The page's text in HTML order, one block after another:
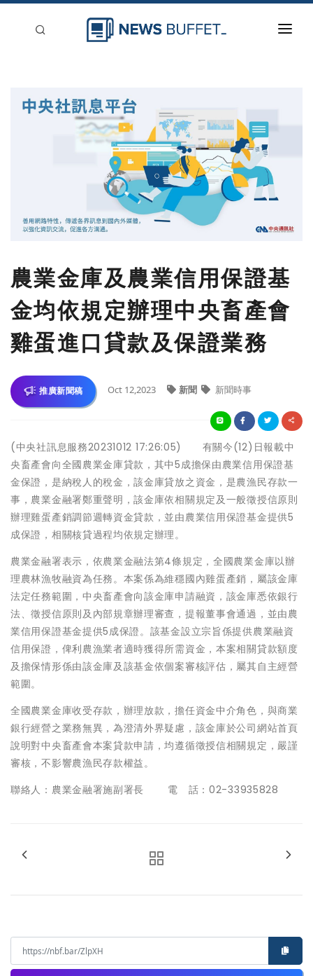
農業金庫及農業信用保證基
金均依規定辦理中央畜產會
雞蛋進口貸款及保證業務
推廣新聞稿 Oct 12,2023 新聞 新聞時事
(中央社訊息服務20231012 17:26:05) 有關今(12)日報載中
央畜產會向全國農業金庫貸款，其中5成擔保由農業信用保證基
金保證，是納稅人的稅金，該金庫貸放之資金，是農漁民存款一
事，農業金融署鄭重聲明，該金庫依相關規定及一般徵授信原則
辦理雞蛋產銷調節週轉資金貸款，並由農業信用保證基金提供5
成保證，相關核貸過程均依規定辦理。
農業金融署表示，依農業金融法第4條規定，全國農業金庫以辦
理農林漁牧融資為任務。本案係為維穩國內雞蛋產銷，屬該金庫
法定任務範圍，中央畜產會向該金庫申請融資，該金庫悉依銀行
法、徵授信原則及內部規章辦理審查，提報董事會通過，並由農
業信用保證基金提供5成保證。該基金設立宗旨係提供農業融資
信用保證，俾利農漁業者適時獲得所需資金，本案相關貸款額度
及擔保情形係由該金庫及該基金依個案審核評估，屬其自主經營
範圍。
全國農業金庫收受存款，辦理放款，擔任資金中介角色，與商業
銀行經營之業務無異，為澄清外界疑慮，該金庫於公司網站首頁
說明對中央畜產會本案貸款申請，均遵循徵授信相關規定，嚴謹
審核，不影響農漁民存款權益。
聯絡人：農業金融署施副署長 電 話：02-33935828